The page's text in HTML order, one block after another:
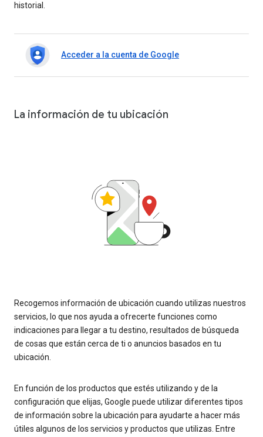
historial.
Acceder a la cuenta de Google
La información de tu ubicación
Recogemos información de ubicación cuando utilizas nuestros
servicios, lo que nos ayuda a ofrecerte funciones como
indicaciones para llegar a tu destino, resultados de búsqueda
de cosas que están cerca de ti o anuncios basados en tu
ubicación.
En función de los productos que estés utilizando y de la
configuración que elijas, Google puede utilizar diferentes tipos
de información sobre la ubicación para ayudarte a hacer más
útiles algunos de los servicios y productos que utilizas. Entre